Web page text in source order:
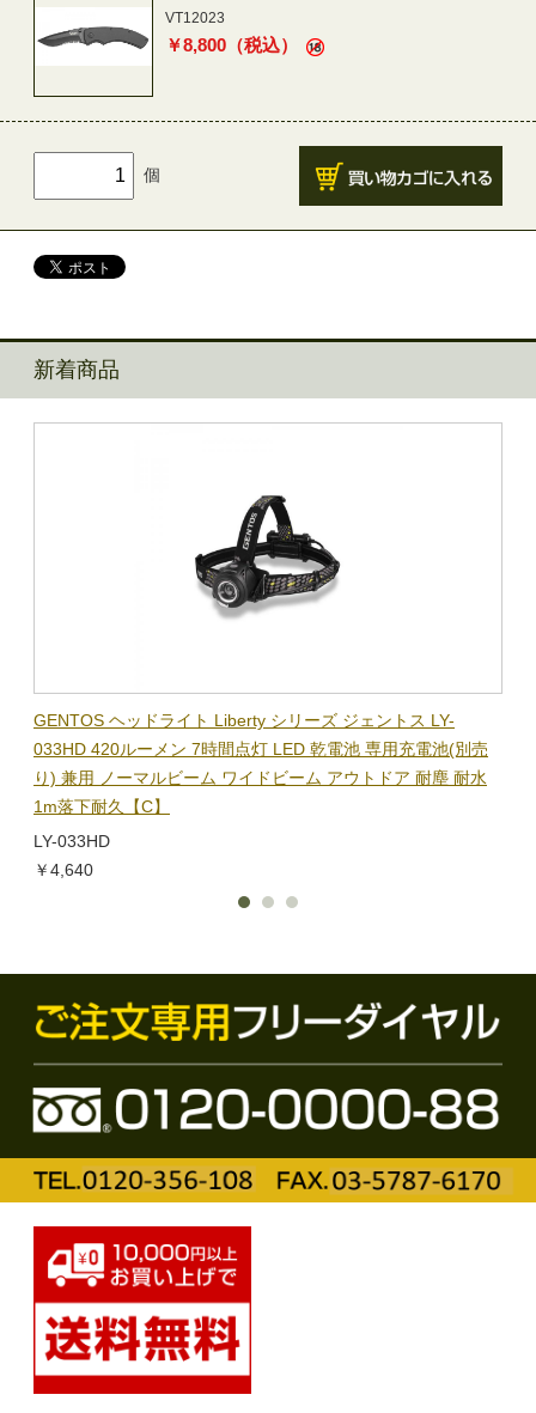
VT12023
￥8,800 （税込）
個
新着商品
GENTOS ヘッドライト Liberty シリーズ ジェントス LY-
033HD 420ルーメン 7時間点灯 LED 乾電池 専用充電池(別売
り) 兼用 ノーマルビーム ワイドビーム アウトドア 耐塵 耐水
1m落下耐久【C】
LY-033HD
￥4,640